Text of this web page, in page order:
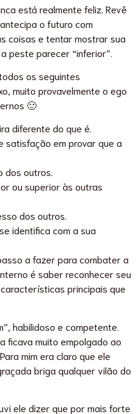
está realmente feliz. Revê
o futuro com
coisas e tentar mostrar sua
peste parecer “inferior”.
os seguintes
muito provavelmente o ego
🙂
diferente do que é.
satisfação em provar que a
dos outros.
ou superior às outras
dos outros.
identifica com a sua
a fazer para combater a
é saber reconhecer seu
principais que
habilidoso e competente.
ficava muito empolgado ao
mim era claro que ele
briga qualquer vilão do
ele dizer que por mais forte